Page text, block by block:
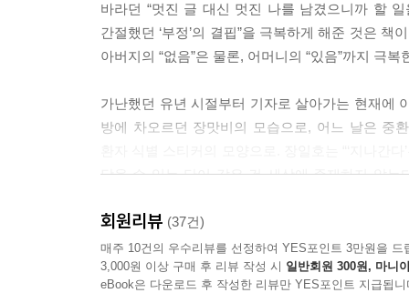
바라던 “멋진 글 대신 멋진 나를 남겼으니까 할
간절했던 ‘부정’의 결핍”을 극복하게 해준 것은
아버지의 “없음”은 물론, 어머니의 “있음”까지 극복
가난했던 유년 시절부터 기자로 살아가는 현재에
방에 차오르던 장맛비의 모습으로, 어느 날은 중
담을 수 있는 단어 같은 건 세상에 존재하지 않는
않았다. 아버지의 죽음을 자신에게 남긴 “사랑”으
아직 오지 않은 또 다른 세상을 상상할 수 있게
살아갈 수 있는 가능성을 책 속에서 찾아가는 눈부
회원리뷰 (37건)
매주 10건의 우수리뷰를 선정하여 YES포인트 3만원을 드
3,000원 이상 구매 후 리뷰 작성 시 일반회원 300원, 마니
eBook은 다운로드 후 작성한 리뷰만 YES포인트 지급됩니